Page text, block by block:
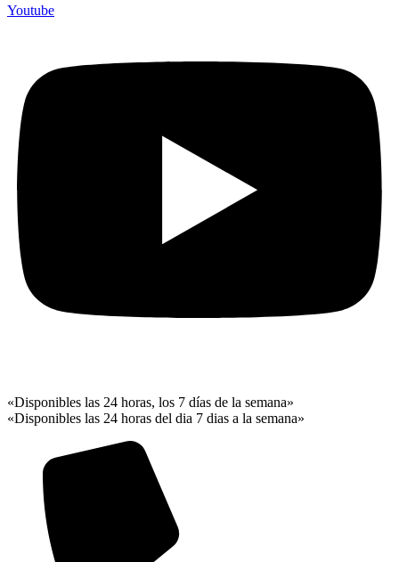
Youtube
«Disponibles las 24 horas, los 7 días de la semana»
«Disponibles las 24 horas del dia 7 dias a la semana»